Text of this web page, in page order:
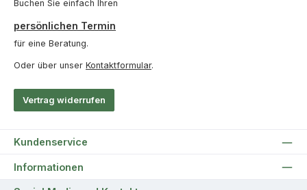
Buchen Sie einfach Ihren
persönlichen Termin
für eine Beratung.
Oder über unser Kontaktformular.
Vertrag widerrufen
Kundenservice
Informationen